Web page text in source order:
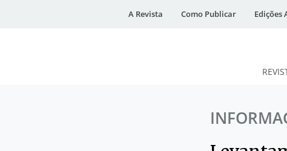
A Revista Como Publicar Edições
DESidades